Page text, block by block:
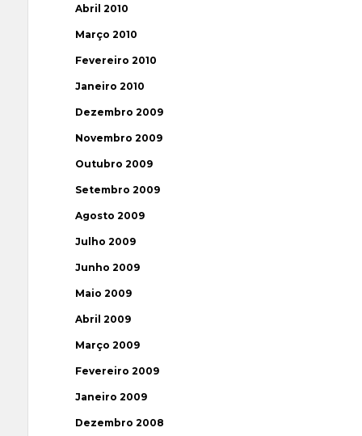
Abril 2010
Março 2010
Fevereiro 2010
Janeiro 2010
Dezembro 2009
Novembro 2009
Outubro 2009
Setembro 2009
Agosto 2009
Julho 2009
Junho 2009
Maio 2009
Abril 2009
Março 2009
Fevereiro 2009
Janeiro 2009
Dezembro 2008